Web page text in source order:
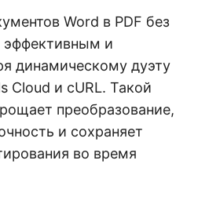
Word в PDF без
эффективным и
динамическому дуэту
Cloud и cURL. Такой
преобразование,
и сохраняет
во время